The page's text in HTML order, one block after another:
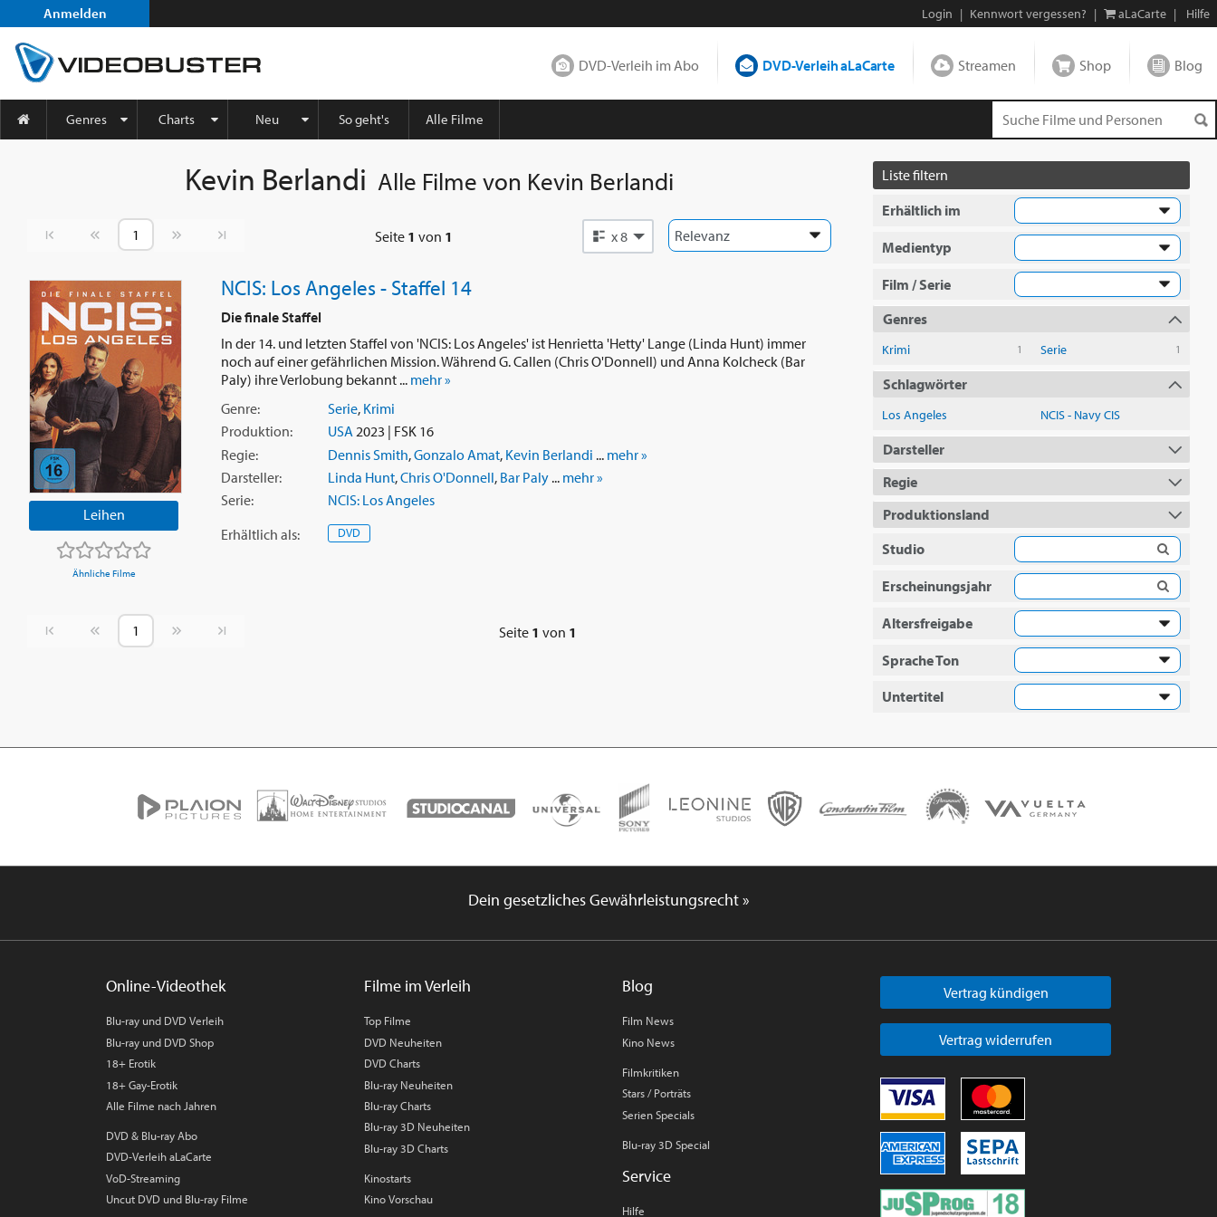
Anmelden Login | Kennwort vergessen? | aLaCarte | Hilfe
DVD-Verleih im Abo DVD-Verleih aLaCarte Streamen Shop Blog
Genres Charts Neu So geht's Alle Filme
Kevin Berlandi Alle Filme von Kevin Berlandi
Vorherige Seite Nächste Seite Seite 1 von 1 x 8
Leihen
Ähnliche Filme
NCIS: Los Angeles - Staffel 14
Die finale Staffel
In der 14. und letzten Staffel von 'NCIS: Los Angeles' ist Henrietta 'Hetty' Lange (Linda Hunt) immer
noch auf einer gefährlichen Mission. Während G. Callen (Chris O'Donnell) und Anna Kolcheck (Bar
Paly) ihre Verlobung bekannt ... mehr »
Genre:
Serie, Krimi
Produktion:
USA2023 | FSK 16
Regie:
Dennis Smith,Gonzalo Amat, Kevin Berlandi ... mehr »
Darsteller:
Linda Hunt,Chris O'Donnell, Bar Paly... mehr »
Serie:
NCIS: Los Angeles
Erhältlich als: DVD
Vorherige Seite Nächste Seite Seite 1 von 1
Liste filtern
Erhältlich im
Medientyp
Film / Serie
Genres
Krimi 1 Serie 1
Schlagwörter
Los Angeles NCIS - Navy CIS
Darsteller
Regie
Produktionsland
Studio
Erscheinungsjahr
Altersfreigabe
Sprache Ton
Untertitel
Dein gesetzliches Gewährleistungsrecht »
Online-Videothek
Blu-ray und DVD Verleih
Blu-ray und DVD Shop
18+ Erotik
18+ Gay-Erotik
Alle Filme nach Jahren
DVD & Blu-ray Abo
DVD-Verleih aLaCarte
VoD-Streaming
Uncut DVD und Blu-ray Filme
Filme im Verleih
Top Filme
DVD Neuheiten
DVD Charts
Blu-ray Neuheiten
Blu-ray Charts
Blu-ray 3D Neuheiten
Blu-ray 3D Charts
Kinostarts
Kino Vorschau
Blog
Film News
Kino News
Filmkritiken
Stars / Porträts
Serien Specials
Blu-ray 3D Special
Service
Hilfe
Vertrag kündigen
Vertrag widerrufen